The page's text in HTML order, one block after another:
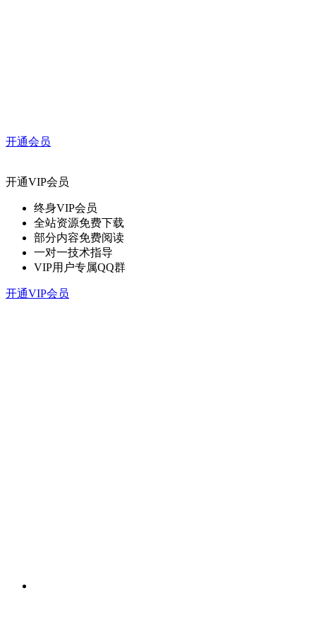
开通会员
开通VIP会员
终身VIP会员
全站资源免费下载
部分内容免费阅读
一对一技术指导
VIP用户专属QQ群
开通VIP会员